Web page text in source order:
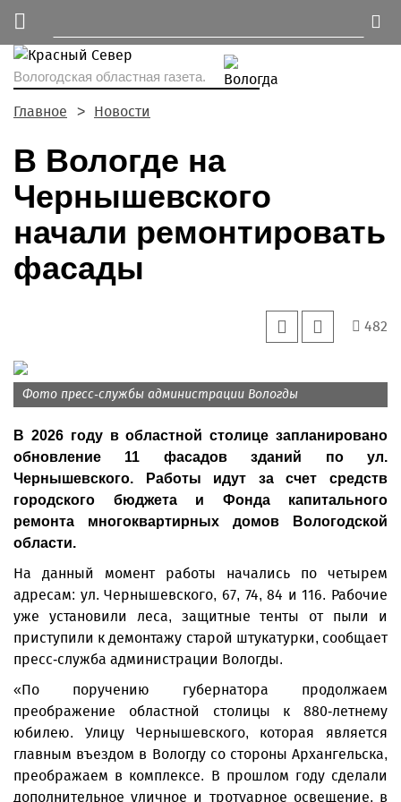
Вологодская областная газета.
Главное Новости
В Вологде на
Чернышевского
начали ремонтировать
фасады
482
Фото пресс-службы администрации Вологды
В 2026 году в областной столице запланировано
обновление 11 фасадов зданий по ул.
Чернышевского. Работы идут за счет средств
городского бюджета и Фонда капитального
ремонта многоквартирных домов Вологодской
области.
На данный момент работы начались по четырем
адресам: ул. Чернышевского, 67, 74, 84 и 116. Рабочие
уже установили леса, защитные тенты от пыли и
приступили к демонтажу старой штукатурки, сообщает
пресс-служба администрации Вологды.
«По поручению губернатора продолжаем
преображение областной столицы к 880-летнему
юбилею. Улицу Чернышевского, которая является
главным въездом в Вологду со стороны Архангельска,
преображаем в комплексе. В прошлом году сделали
дополнительное уличное и тротуарное освещение, в